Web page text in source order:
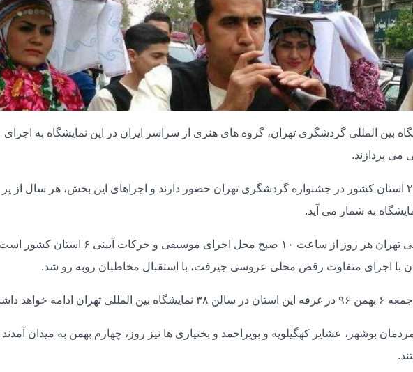
بین المللی گردشگری تهران، گروه های هنری از سراسر ایران در این نمایشگاه به اجرای
می پردازند.
هنرمندان این گروه ها از ۲۷ استان کشور در جشنواره گردشگری تهران حضور دارند و اجراهای این بخش، هر سال از پر
به شمار می آید.
محوطه نمایشگاه بین المللی تهران هر روز از ساعت ۱۰ صبح محل اجرای موسیقی و حرکات
با اجرای متفاوت رقص محلی عروسی جیرفت، با استقبال مخاطبان روبه رو شد.
ادامه خواهد داشت.
بوشهر، عشایر کهگیلویه و بویراحمد و بختیاری ها نیز روز، چهارم بهمن به میدان آمدند